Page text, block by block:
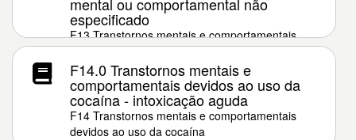
especificado
F13 Transtornos mentais e comportamentais
devidos ao uso de sedativos e hipnóticos
F14.0 Transtornos mentais e
comportamentais devidos ao uso da
cocaína - intoxicação aguda
F14 Transtornos mentais e comportamentais
devidos ao uso da cocaína